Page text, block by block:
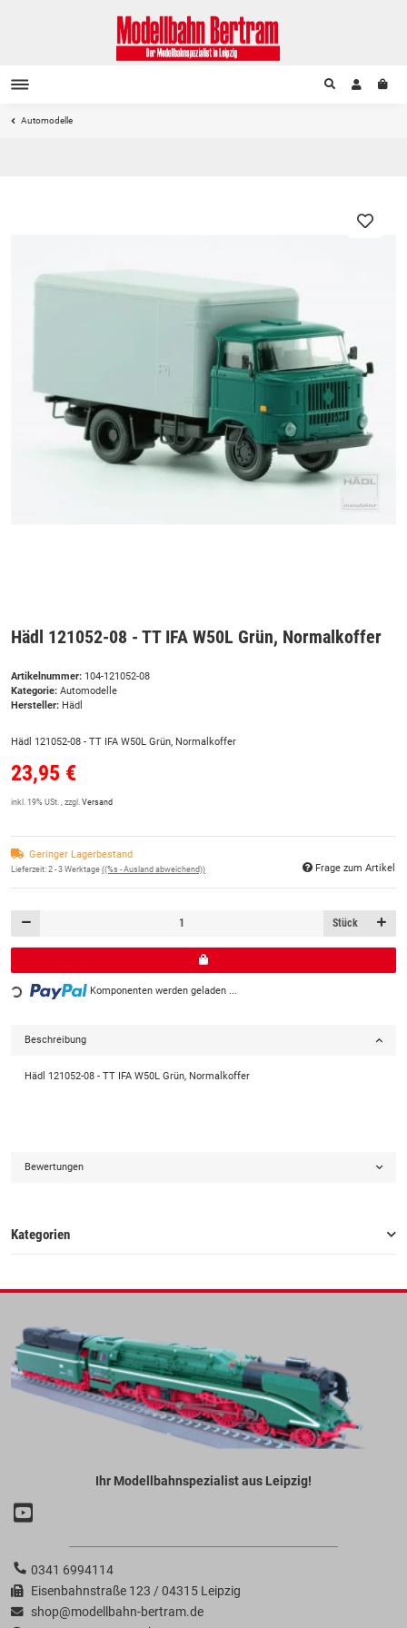
Automodelle
Hädl 121052-08 - TT IFA W50L Grün, Normalkoffer
Artikelnummer: 104-121052-08
Kategorie: Automodelle
Hersteller: Hädl
Hädl 121052-08 - TT IFA W50L Grün, Normalkoffer
23,95 €
inkl. 19% USt. , zzgl. Versand
Geringer Lagerbestand
Lieferzeit: 2 - 3 Werktage ((%s - Ausland abweichend)) Frage zum Artikel
Stück
Loading... Komponenten werden geladen ...
Beschreibung
Hädl 121052-08 - TT IFA W50L Grün, Normalkoffer
Bewertungen
Kategorien
Ihr Modellbahnspezialist aus Leipzig!
0341 6994114
Eisenbahnstraße 123 / 04315 Leipzig
shop@modellbahn-bertram.de